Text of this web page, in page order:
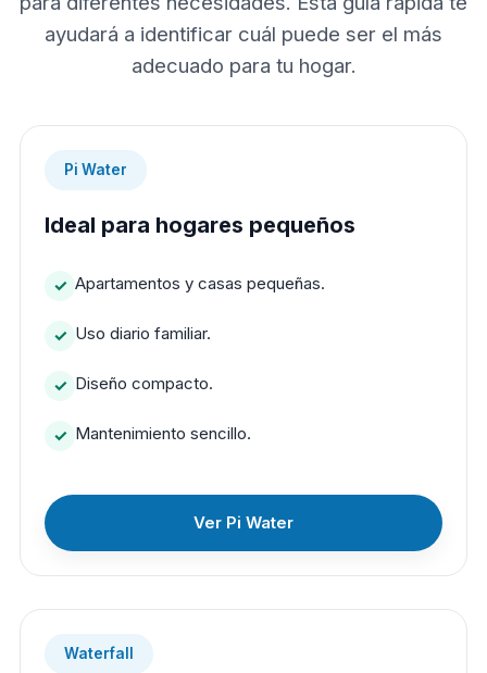
ayudará a identificar cuál puede ser el más
adecuado para tu hogar.
Pi Water
Ideal para hogares pequeños
Apartamentos y casas pequeñas.
Uso diario familiar.
Diseño compacto.
Mantenimiento sencillo.
Ver Pi Water
Waterfall